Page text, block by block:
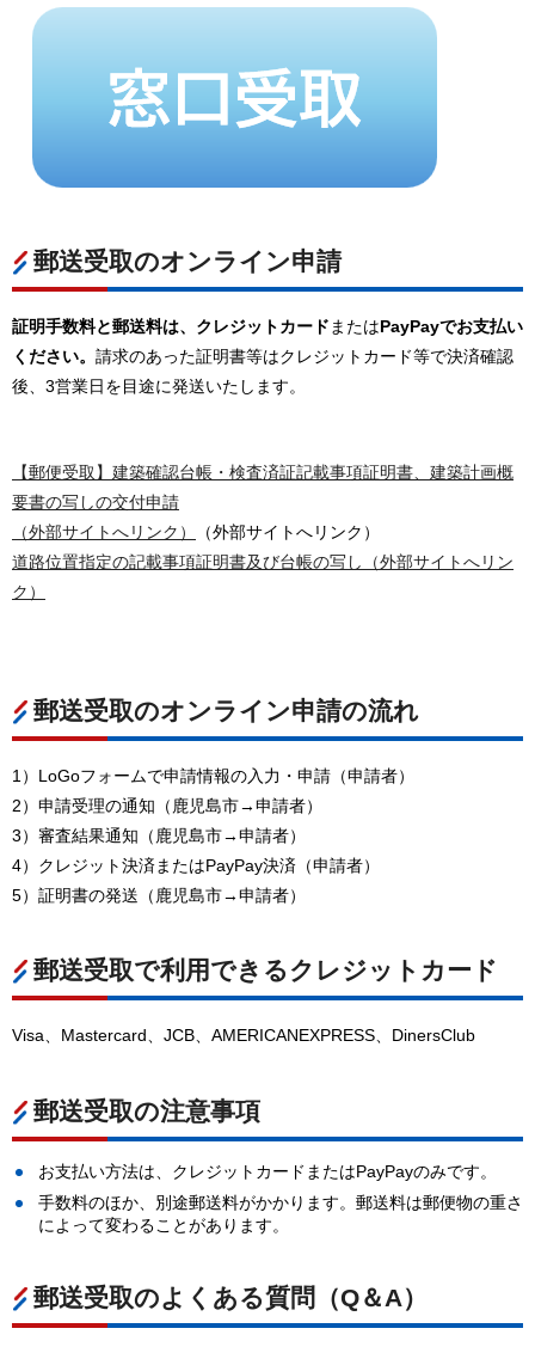
郵送受取のオンライン申請
証明手数料と郵送料は、クレジットカード またはPayPayでお支払い
ください。 請求のあった証明書等はクレジットカード等で決済確認
後、3営業日を目途に発送いたします。
【郵便受取】建築確認台帳・検査済証記載事項証明書、建築計画概
要書の写しの交付申請
（外部サイトへリンク）
（外部サイトへリンク）
道路位置指定の記載事項証明書及び台帳の写し（外部サイトへリン
ク）
郵送受取のオンライン申請の流れ
1）LoGoフォームで申請情報の入力・申請（申請者）
2）申請受理の通知（鹿児島市→申請者）
3）審査結果通知（鹿児島市→申請者）
4）クレジット決済またはPayPay決済（申請者）
5）証明書の発送（鹿児島市→申請者）
郵送受取で利用できるクレジットカード
Visa、Mastercard、JCB、AMERICANEXPRESS、DinersClub
郵送受取の注意事項
お支払い方法は、クレジットカードまたはPayPayのみです。
手数料のほか、別途郵送料がかかります。郵送料は郵便物の重さ
によって変わることがあります。
郵送受取のよくある質問（Q＆A）